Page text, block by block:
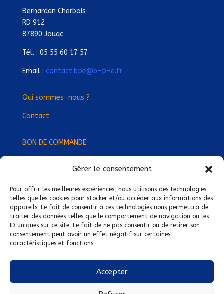
Gérer le consentement
Pour offrir les meilleures expériences, nous utilisons des technologies
telles que les cookies pour stocker et/ou accéder aux informations des
appareils. Le fait de consentir à ces technologies nous permettra de
traiter des données telles que le comportement de navigation ou les
ID uniques sur ce site. Le fait de ne pas consentir ou de retirer son
consentement peut avoir un effet négatif sur certaines
caractéristiques et fonctions.
Accepter
Bernardan Cherbois
RD 912
87890 Jouac
Tél. : 05 55 60 17 57
Email : contact.bpe@b-p-e.fr
Qui sommes-nous ?
Contact
BON DE COMMANDE
Devenez Délégué·e Régional·e !
Trouvez-nous près de chez vous !
Mentions légales
Conditions générales de vente
Politique de confidentialité